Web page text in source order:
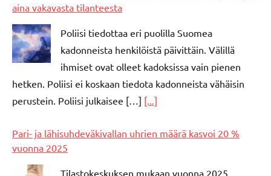
aina vakavasta tilanteesta
Poliisi tiedottaa eri puolilla Suomea
kadonneista henkilöistä päivittäin. Välillä
ihmiset ovat olleet kadoksissa vain pienen
hetken. Poliisi ei koskaan tiedota kadonneista vähäisin
perustein. Poliisi julkaisee […] [...]
Pari- ja lähisuhdeväkivallan uhrien määrä kasvoi 20 %
vuonna 2025
Tilastokeskuksen mukaan vuonna 2025